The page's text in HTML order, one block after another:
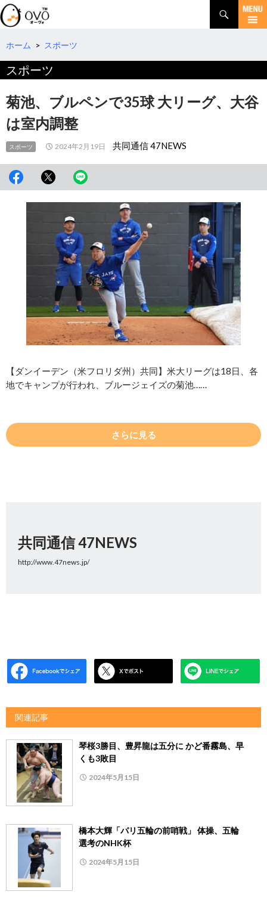
検
索
コ
テ
へ
移
動
ホーム > スポーツ
スポーツ
菊池、ブルペンで35球 大リーグ、大谷
は室内調整
スポーツ 2024年2月19日 共同通信 47NEWS
【ダンイーデン（米フロリダ州）共同】米大リーグは18日、各
地でキャンプが行われ、ブルージェイズの菊池……
さらに見る
共同通信 47NEWS
http://www.47news.jp/
関連記事
琴桜3勝目、豊昇龍は五分に かど番霧島、早
くも3敗目
2024年5月15日
橋本大輝「パリ五輪の前哨戦」 体操、五輪
選考のNHK杯
2024年5月15日